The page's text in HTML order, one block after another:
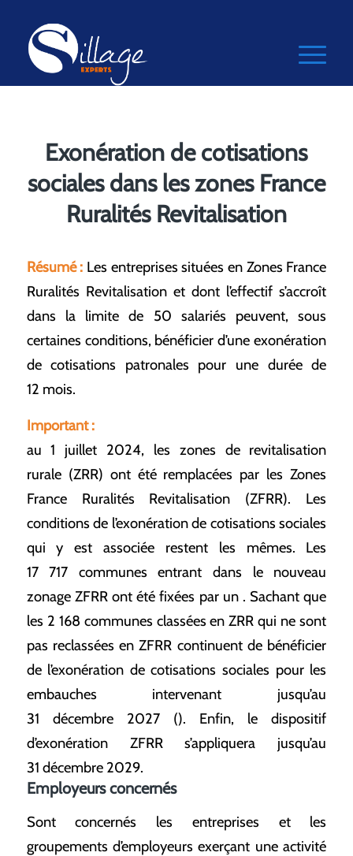
Exonération de cotisations
sociales dans les zones France
Ruralités Revitalisation
Résumé : Les entreprises situées en Zones France
Ruralités Revitalisation et dont l’effectif s’accroît
dans la limite de 50 salariés peuvent, sous
certaines conditions, bénéficier d’une exonération
de cotisations patronales pour une durée de
12 mois.
Important :
au 1 juillet 2024, les zones de revitalisation
rurale (ZRR) ont été remplacées par les Zones
France Ruralités Revitalisation (ZFRR). Les
conditions de l’exonération de cotisations sociales
qui y est associée restent les mêmes. Les
17 717 communes entrant dans le nouveau
zonage ZFRR ont été fixées par un . Sachant que
les 2 168 communes classées en ZRR qui ne sont
pas reclassées en ZFRR continuent de bénéficier
de l’exonération de cotisations sociales pour les
embauches intervenant jusqu’au
31 décembre 2027 (). Enfin, le dispositif
d’exonération ZFRR s’appliquera jusqu’au
31 décembre 2029.
Employeurs concernés
Sont concernés les entreprises et les
groupements d’employeurs exerçant une activité